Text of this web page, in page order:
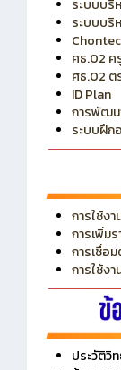
ระบบรา
ระบบบริ
ระบบบริ
ศธ.02 ค
ศธ.02 ต
ID Plan
การพัฒน
ระบบฝึก
การใช้ง
การเพิ่มร
การเชื่อ
การใช้ง